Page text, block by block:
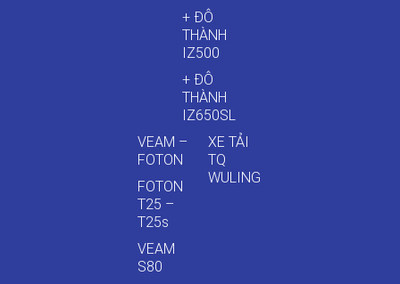
+ ĐÔ
THÀNH
IZ500
+ ĐÔ
THÀNH
IZ650SL
VEAM –
FOTON
FOTON
T25 –
T25s
VEAM
S80
XE TẢI
TQ
WULING